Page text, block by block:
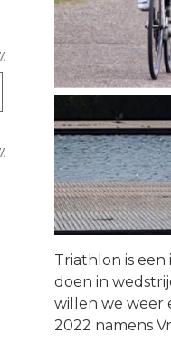
Triathlon is
doen in
willen we weer
2022 namens